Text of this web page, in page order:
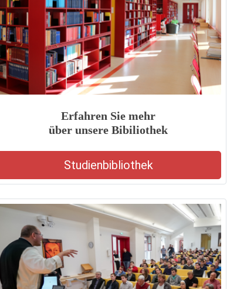
Erfahren Sie mehr
über unsere Bibiliothek
Studienbibliothek